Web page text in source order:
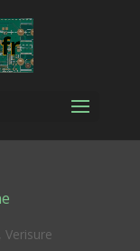
Verisure